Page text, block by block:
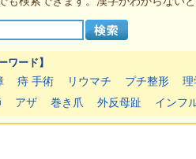
ワード】
痔 手術 リウマチ プチ整形 理
アザ 巻き爪 外反母趾 インフ